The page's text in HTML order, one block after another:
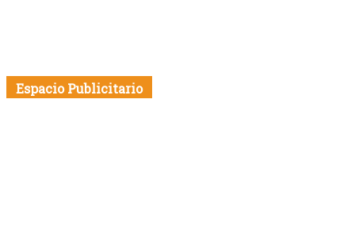
Espacio Publicitario